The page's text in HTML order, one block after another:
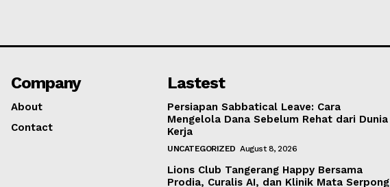
Company
About
Contact
Lastest
Persiapan Sabbatical Leave: Cara
Mengelola Dana Sebelum Rehat dari Dunia
Kerja
UNCATEGORIZED August 8, 2026
Lions Club Tangerang Happy Bersama
Prodia, Curalis AI, dan Klinik Mata Serpong